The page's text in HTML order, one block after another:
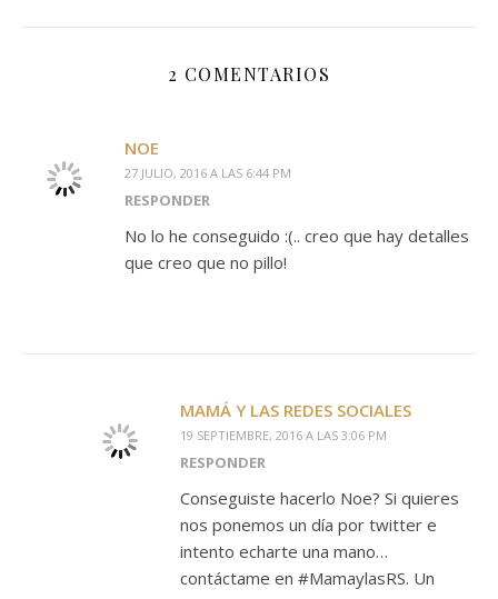
2 COMENTARIOS
NOE
27 JULIO, 2016 A LAS 6:44 PM
RESPONDER
No lo he conseguido :(.. creo que hay detalles
que creo que no pillo!
MAMÁ Y LAS REDES SOCIALES
19 SEPTIEMBRE, 2016 A LAS 3:06 PM
RESPONDER
Conseguiste hacerlo Noe? Si quieres
nos ponemos un día por twitter e
intento echarte una mano…
contáctame en #MamaylasRS. Un